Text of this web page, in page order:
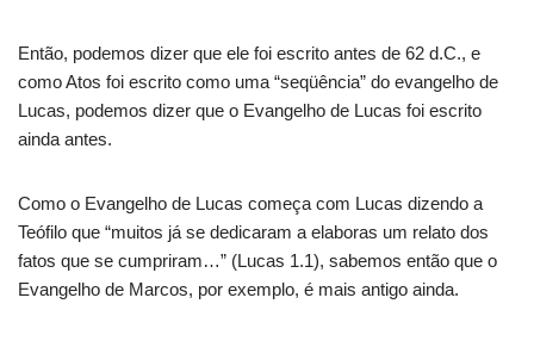
Então, podemos dizer que ele foi escrito antes de 62 d.C., e
como Atos foi escrito como uma “seqüência” do evangelho de
Lucas, podemos dizer que o Evangelho de Lucas foi escrito
ainda antes.
Como o Evangelho de Lucas começa com Lucas dizendo a
Teófilo que “muitos já se dedicaram a elaboras um relato dos
fatos que se cumpriram…” (Lucas 1.1), sabemos então que o
Evangelho de Marcos, por exemplo, é mais antigo ainda.